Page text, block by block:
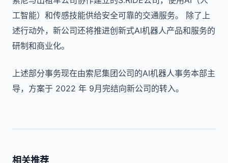
工智能）和传感技能供给安全可靠的交通服务。 除了上
述行动外，新公司还将推进创新式AI机器人产品和服务的
研制和商业化。
上述部分事务现在由索尼集团公司的AI机器人事务本部主
导，方案于 2022 年 9月完结向新公司的转入。
相关推荐